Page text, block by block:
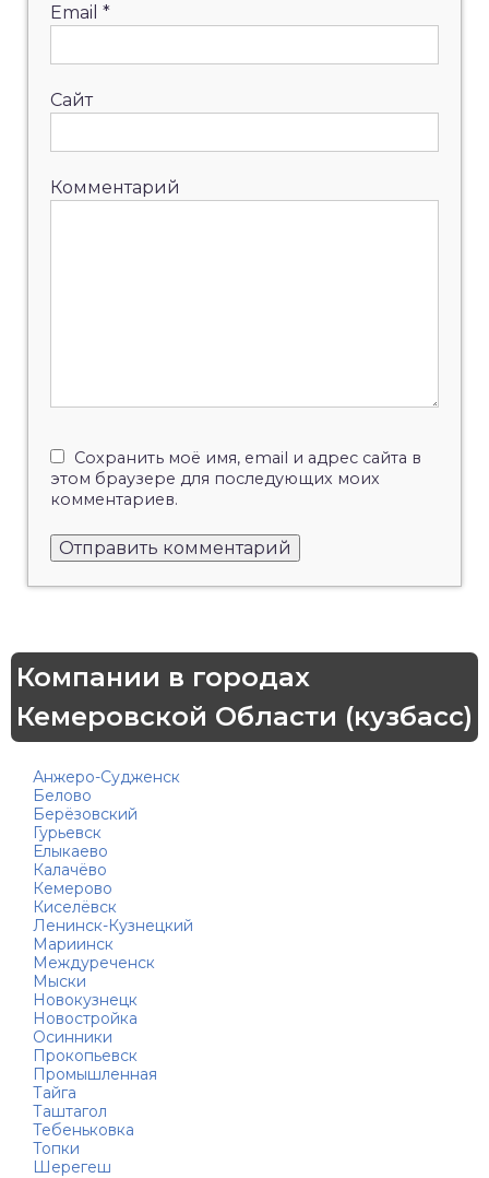
Email *
Сайт
Комментарий
Сохранить моё имя, email и адрес сайта в
этом браузере для последующих моих
комментариев.
Компании в городах
Кемеровской Области (кузбасс)
Анжеро-Судженск
Белово
Берёзовский
Гурьевск
Елыкаево
Калачёво
Кемерово
Киселёвск
Ленинск-Кузнецкий
Мариинск
Междуреченск
Мыски
Новокузнецк
Новостройка
Осинники
Прокопьевск
Промышленная
Тайга
Таштагол
Тебеньковка
Топки
Шерегеш